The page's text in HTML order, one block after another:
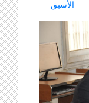
الأسبق